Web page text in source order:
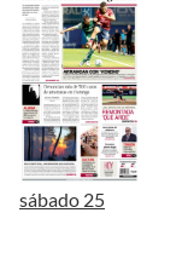
sábado 25